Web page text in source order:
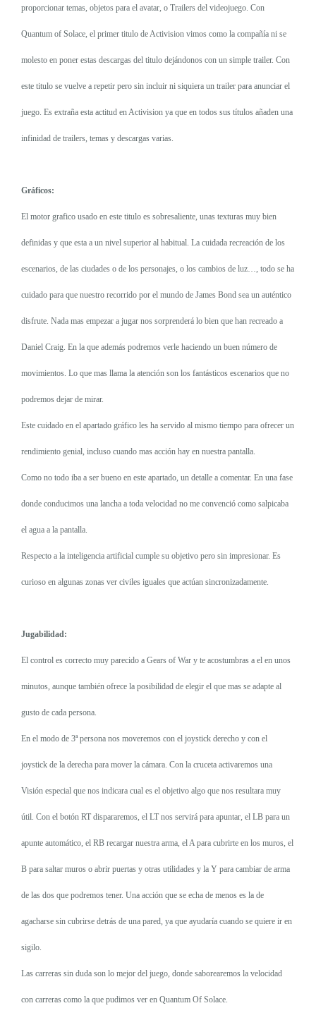
proporcionar temas, objetos para el avatar, o Trailers del videojuego. Con
Quantum of Solace, el primer titulo de Activision vimos como la compañía ni se
molesto en poner estas descargas del titulo dejándonos con un simple trailer. Con
este titulo se vuelve a repetir pero sin incluir ni siquiera un trailer para anunciar el
juego. Es extraña esta actitud en Activision ya que en todos sus títulos añaden una
infinidad de trailers, temas y descargas varias.
Gráficos:
El motor grafico usado en este titulo es sobresaliente, unas texturas muy bien
definidas y que esta a un nivel superior al habitual. La cuidada recreación de los
escenarios, de las ciudades o de los personajes, o los cambios de luz…, todo se ha
cuidado para que nuestro recorrido por el mundo de James Bond sea un auténtico
disfrute. Nada mas empezar a jugar nos sorprenderá lo bien que han recreado a
Daniel Craig. En la que además podremos verle haciendo un buen número de
movimientos. Lo que mas llama la atención son los fantásticos escenarios que no
podremos dejar de mirar.
Este cuidado en el apartado gráfico les ha servido al mismo tiempo para ofrecer un
rendimiento genial, incluso cuando mas acción hay en nuestra pantalla.
Como no todo iba a ser bueno en este apartado, un detalle a comentar. En una fase
donde conducimos una lancha a toda velocidad no me convenció como salpicaba
el agua a la pantalla.
Respecto a la inteligencia artificial cumple su objetivo pero sin impresionar. Es
curioso en algunas zonas ver civiles iguales que actúan sincronizadamente.
Jugabilidad:
El control es correcto muy parecido a Gears of War y te acostumbras a el en unos
minutos, aunque también ofrece la posibilidad de elegir el que mas se adapte al
gusto de cada persona.
En el modo de 3ª persona nos moveremos con el joystick derecho y con el
joystick de la derecha para mover la cámara. Con la cruceta activaremos una
Visión especial que nos indicara cual es el objetivo algo que nos resultara muy
útil. Con el botón RT dispararemos, el LT nos servirá para apuntar, el LB para un
apunte automático, el RB recargar nuestra arma, el A para cubrirte en los muros, el
B para saltar muros o abrir puertas y otras utilidades y la Y para cambiar de arma
de las dos que podremos tener. Una acción que se echa de menos es la de
agacharse sin cubrirse detrás de una pared, ya que ayudaría cuando se quiere ir en
sigilo.
Las carreras sin duda son lo mejor del juego, donde saborearemos la velocidad
con carreras como la que pudimos ver en Quantum Of Solace.